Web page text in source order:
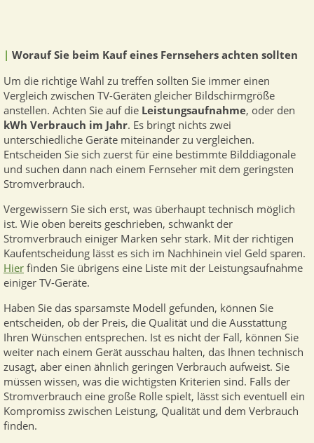
| Worauf Sie beim Kauf eines Fernsehers achten sollten
Um die richtige Wahl zu treffen sollten Sie immer einen
Vergleich zwischen TV-Geräten gleicher Bildschirmgröße
anstellen. Achten Sie auf die Leistungsaufnahme, oder den
kWh Verbrauch im Jahr. Es bringt nichts zwei
unterschiedliche Geräte miteinander zu vergleichen.
Entscheiden Sie sich zuerst für eine bestimmte Bilddiagonale
und suchen dann nach einem Fernseher mit dem geringsten
Stromverbrauch.
Vergewissern Sie sich erst, was überhaupt technisch möglich
ist. Wie oben bereits geschrieben, schwankt der
Stromverbrauch einiger Marken sehr stark. Mit der richtigen
Kaufentscheidung lässt es sich im Nachhinein viel Geld sparen.
Hierfinden Sie übrigens eine Liste mit der Leistungsaufnahme
einiger TV-Geräte.
Haben Sie das sparsamste Modell gefunden, können Sie
entscheiden, ob der Preis, die Qualität und die Ausstattung
Ihren Wünschen entsprechen. Ist es nicht der Fall, können Sie
weiter nach einem Gerät ausschau halten, das Ihnen technisch
zusagt, aber einen ähnlich geringen Verbrauch aufweist. Sie
müssen wissen, was die wichtigsten Kriterien sind. Falls der
Stromverbrauch eine große Rolle spielt, lässt sich eventuell ein
Kompromiss zwischen Leistung, Qualität und dem Verbrauch
finden.